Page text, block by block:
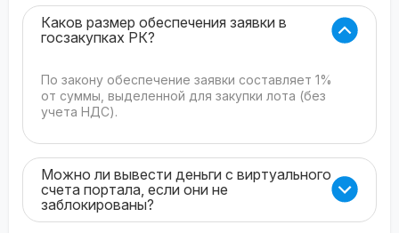
Каков размер обеспечения заявки в
госзакупках РК?
По закону обеспечение заявки составляет 1%
от суммы, выделенной для закупки лота (без
учета НДС).
Можно ли вывести деньги с виртуального
счета портала, если они не
заблокированы?